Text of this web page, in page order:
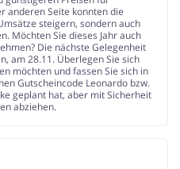
anderen Seite konnten die
steigern, sondern auch
Möchten Sie dieses Jahr auch
Die nächste Gelegenheit
am 28.11. Überlegen Sie sich
möchten und fassen Sie sich in
Gutscheincode Leonardo bzw.
geplant hat, aber mit Sicherheit
abziehen.